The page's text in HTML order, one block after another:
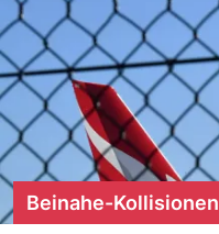
Beinahe-Kollisionen